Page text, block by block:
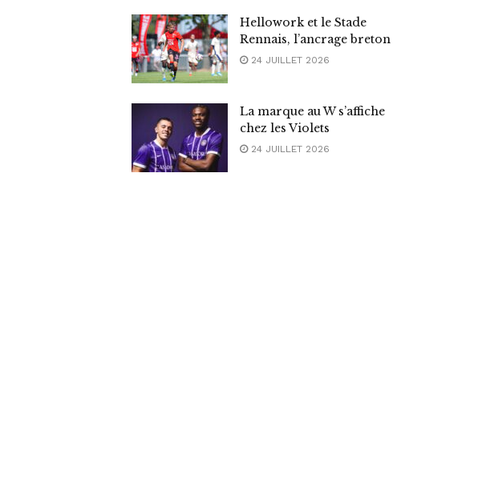
Hellowork et le Stade
Rennais, l’ancrage breton
24 JUILLET 2026
La marque au W s’affiche
chez les Violets
24 JUILLET 2026